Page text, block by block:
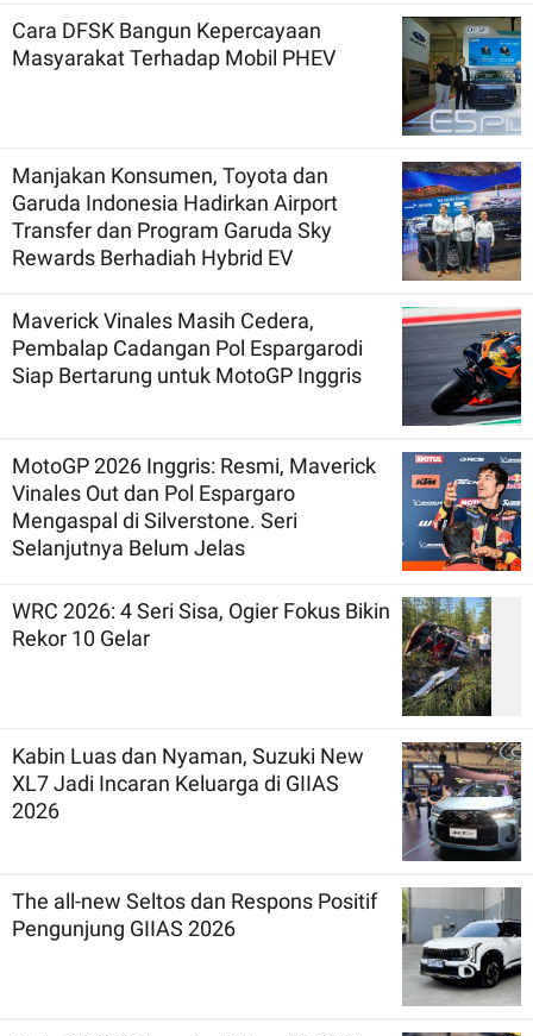
Cara DFSK Bangun Kepercayaan
Masyarakat Terhadap Mobil PHEV
Manjakan Konsumen, Toyota dan
Garuda Indonesia Hadirkan Airport
Transfer dan Program Garuda Sky
Rewards Berhadiah Hybrid EV
Maverick Vinales Masih Cedera,
Pembalap Cadangan Pol Espargarodi
Siap Bertarung untuk MotoGP Inggris
MotoGP 2026 Inggris: Resmi, Maverick
Vinales Out dan Pol Espargaro
Mengaspal di Silverstone. Seri
Selanjutnya Belum Jelas
WRC 2026: 4 Seri Sisa, Ogier Fokus Bikin
Rekor 10 Gelar
Kabin Luas dan Nyaman, Suzuki New
XL7 Jadi Incaran Keluarga di GIIAS
2026
The all-new Seltos dan Respons Positif
Pengunjung GIIAS 2026